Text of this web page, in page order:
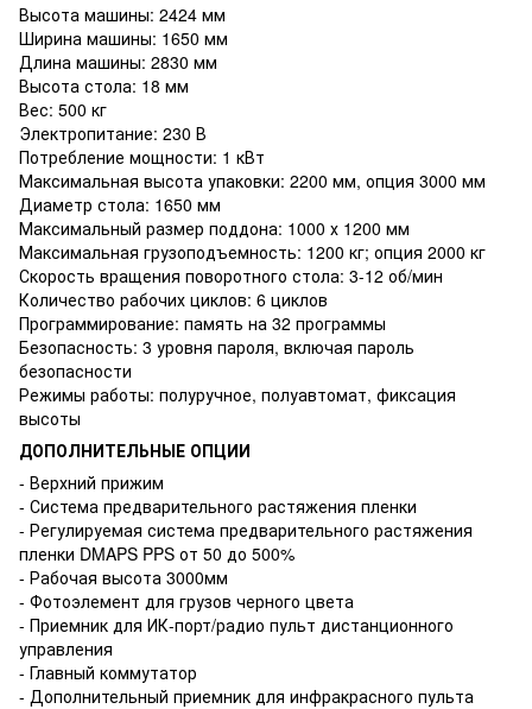
Высота машины: 2424 мм
Ширина машины: 1650 мм
Длина машины: 2830 мм
Высота стола: 18 мм
Вес: 500 кг
Электропитание: 230 В
Потребление мощности: 1 кВт
Максимальная высота упаковки: 2200 мм, опция 3000 мм
Диаметр стола: 1650 мм
Максимальный размер поддона: 1000 х 1200 мм
Максимальная грузоподъемность: 1200 кг; опция 2000 кг
Скорость вращения поворотного стола: 3-12 об/мин
Количество рабочих циклов: 6 циклов
Программирование: память на 32 программы
Безопасность: 3 уровня пароля, включая пароль
безопасности
Режимы работы: полуручное, полуавтомат, фиксация
высоты
ДОПОЛНИТЕЛЬНЫЕ ОПЦИИ
- Верхний прижим
- Система предварительного растяжения пленки
- Регулируемая система предварительного растяжения
пленки DMAPS PPS от 50 до 500%
- Рабочая высота 3000мм
- Фотоэлемент для грузов черного цвета
- Приемник для ИК-порт/радио пульт дистанционного
управления
- Главный коммутатор
- Дополнительный приемник для инфракрасного пульта